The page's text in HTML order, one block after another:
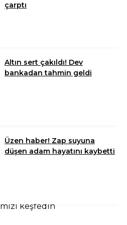
çarptı
Altın sert çakıldı! Dev
bankadan tahmin geldi
Üzen haber! Zap suyuna
düşen adam hayatını kaybetti
keşfedin